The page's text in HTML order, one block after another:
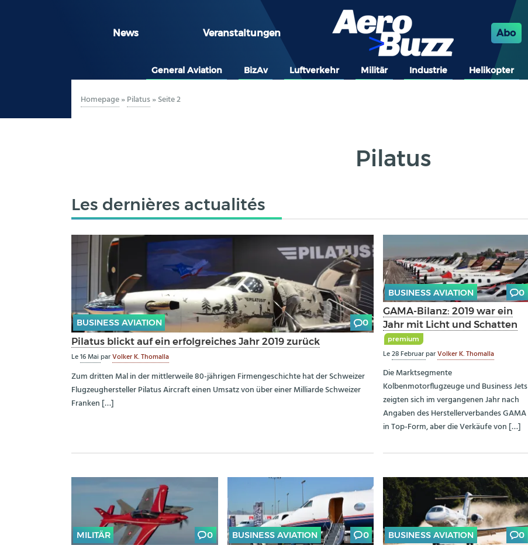
News Veranstaltungen Abo
General Aviation BizAv Luftverkehr Militär Industrie Helikopter
Homepage»Pilatus»Seite 2
Pilatus
Les dernières actualités
BUSINESS AVIATION 0
Pilatus blickt auf ein erfolgreiches Jahr 2019 zurück
Le16 Mai parVolker K. Thomalla
Zum dritten Mal in der mittlerweile 80-jährigen Firmengeschichte hat der Schweizer
Flugzeughersteller Pilatus Aircraft einen Umsatz von über einer Milliarde Schweizer
Franken […]
BUSINESS AVIATION 0
GAMA-Bilanz: 2019 war ein
Jahr mit Licht und Schatten
premium
Le28 FebruarparVolker K. Thomalla
Die Marktsegmente
Kolbenmotorflugzeuge und Business Jets
zeigten sich im vergangenen Jahr nach
Angaben des Herstellerverbandes GAMA
in Top-Form, aber die Verkäufe von […]
MILITÄR 0 BUSINESS AVIATION 0 BUSINESS AVIATION 0